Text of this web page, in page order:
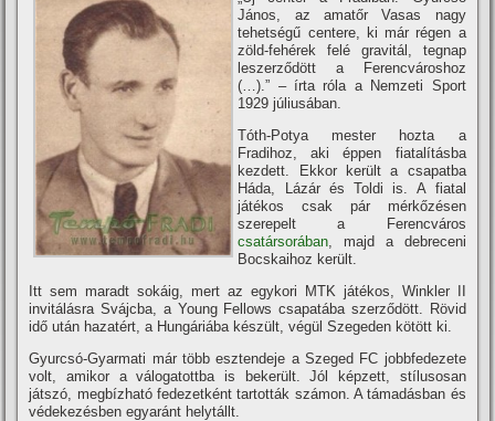
János, az amatőr Vasas nagy
tehetségű centere, ki már régen a
zöld-fehérek felé gravitál, tegnap
leszerződött a Ferencvároshoz
(…).” – í­rta róla a Nemzeti Sport
1929 júliusában.
Tóth-Potya mester hozta a
Fradihoz, aki éppen fiatalí­tásba
kezdett. Ekkor került a csapatba
Háda, Lázár és Toldi is. A fiatal
játékos csak pár mérkőzésen
szerepelt a Ferencváros
csatársorában, majd a debreceni
Bocskaihoz került.
Itt sem maradt sokáig, mert az egykori MTK játékos, Winkler II
invitálásra Svájcba, a Young Fellows csapatába szerződött. Rövid
idő után hazatért, a Hungáriába készült, végül Szegeden kötött ki.
Gyurcsó-Gyarmati már több esztendeje a Szeged FC jobbfedezete
volt, amikor a válogatottba is bekerült. Jól képzett, stí­lusosan
játszó, megbí­zható fedezetként tartották számon. A támadásban és
védekezésben egyaránt helytállt.